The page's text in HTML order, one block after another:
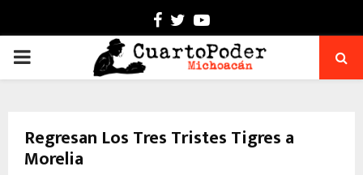
Facebook
TwitterYoutube
PRIMARY
Regresan Los Tres Tristes Tigres a
Morelia